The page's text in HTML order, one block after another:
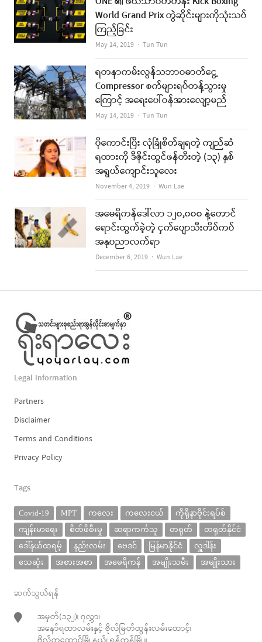
World Grand Prix တွဲဆိုင်းများကိုသုံးသပ်
ကြည့်ခြင်း
May 14, 2019 Author
Tun Tun
ရတနာကမ်းလွန်သဘာဝဓာတ်ငွေ့
Compressor စက်များရပ်တန့်သွားမှု
ကြောင့် အရေးပေါ်ဝန်အားလျော့မည်
May 14, 2019 Author
Tun Tun
ပိုကောင်းပြီး လုံခြုံစိတ်ချရတဲ့ ကျည်ဆံ
ရထားကို ဒီဇိုင်းထွင်ဖန်တီးတဲ့ (၁၃) နှစ်
အရွယ်ကျောင်းသူလေး
November 4, 2019 Author
Wun Lae
အမေရိကန်ဒေါ်လာ ၁၂၀,၀၀၀ နဲ့တောင်
ရောင်းထွက်ခဲ့တဲ့ ငှက်ပျောသီးတိပ်ကပ်
အနုပညာလက်ရာ
December 6, 2019 Author
Wun Lae
Legal Information
Partners
Disclaimer
Terms and Conditions
Privacy Policy
Tags
Covid-19 MPT ကလေး ကလေးငယ်
ကိုရိုနာဗိုင်းရပ်စ်
ကျန်းမာရေး
စိတ်ဖိစီးမှု ဆရာကင်္ကသူ တရုတ်
တရုတ်နိုင်ငံ
ဒေါ်နယ်ထရမ့်
နည်းလမ်း ဗေဒင် မြန်မာနိုင်ငံ
လှူဒါန်း
သေဆုံး
အစားအစာ အမေရိကန် အမျိုးသမီး အမျိုးသား
ဆက်သွယ်ရန်
အမှတ်(၁၃၂)၊ ၇လွှာ၊
အနော်ရထာလမ်းနှင့် ဗိုလ်မြတ်ထွန်းလမ်းထောင့်၊